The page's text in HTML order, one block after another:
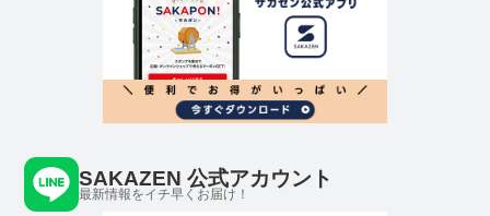
SAKAZEN 公式アカウント
最新情報をイチ早くお届け！